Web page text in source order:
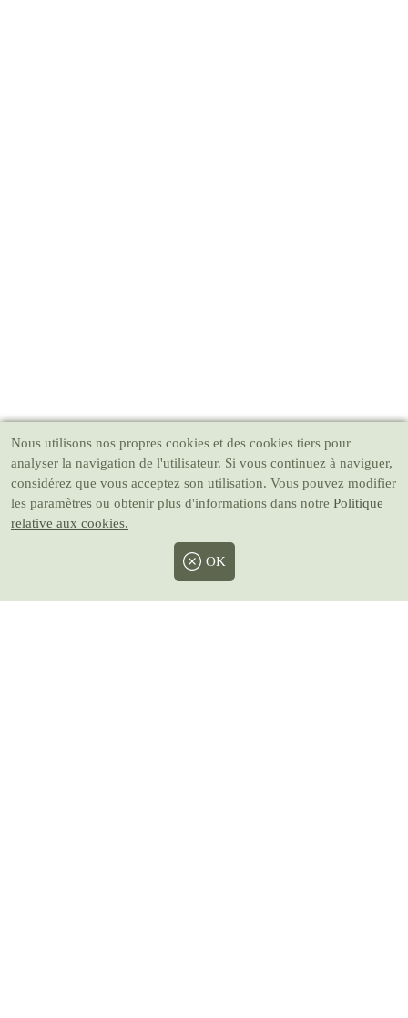
Nous utilisons nos propres cookies et des cookies tiers pour
analyser la navigation de l'utilisateur. Si vous continuez à naviguer,
considérez que vous acceptez son utilisation. Vous pouvez modifier
les paramètres ou obtenir plus d'informations dans notre Politique
relative aux cookies.
OK